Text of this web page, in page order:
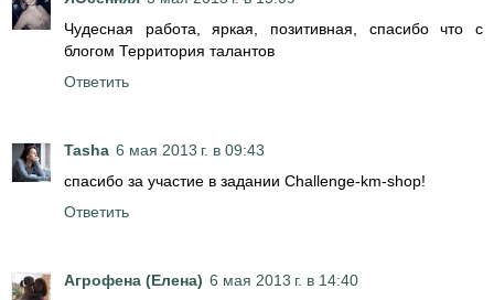
Чудесная работа, яркая, позитивная, спасибо что с
блогом Территория талантов
Ответить
Tasha 6 мая 2013 г. в 09:43
спасибо за участие в задании Challenge-km-shop!
Ответить
Агрофена (Елена) 6 мая 2013 г. в 14:40